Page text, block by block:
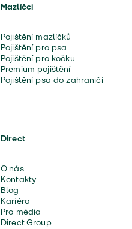
Mazlíčci
Pojištění mazlíčků
Pojištění pro psa
Pojištění pro kočku
Premium pojištění
Pojištění psa do zahraničí
Direct
O nás
Kontakty
Blog
Kariéra
Pro média
Direct Group